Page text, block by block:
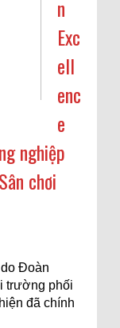
n
Exc
ell
enc
e
nghiệp
chơi
Đoàn
trường phối
đã chính